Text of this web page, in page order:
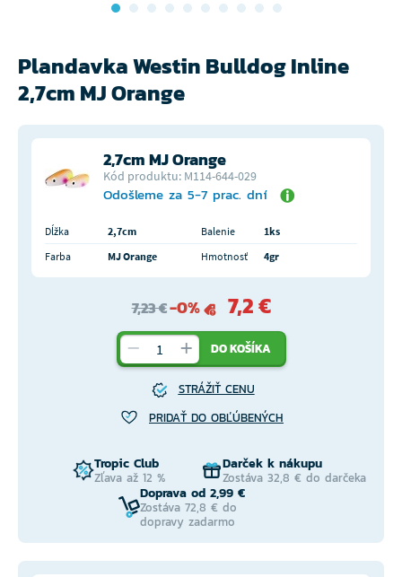
Plandavka Westin Bulldog Inline
2,7cm MJ Orange
2,7cm MJ Orange
Kód produktu: M114-644-029
Odošleme za 5-7 prac. dní
Dĺžka 2,7cm Balenie
1ks
Farba
MJ Orange Hmotnosť 4gr
7,23 €-0% 7,2 €
DO KOŠÍKA
STRÁŽIŤ CENU
PRIDAŤ DO OBĽÚBENÝCH
Tropic Club
Zľava až 12 %
Darček k nákupu
Zostáva 32,8 € do darčeka
Doprava od 2,99 €
Zostáva 72,8 € do
dopravy zadarmo